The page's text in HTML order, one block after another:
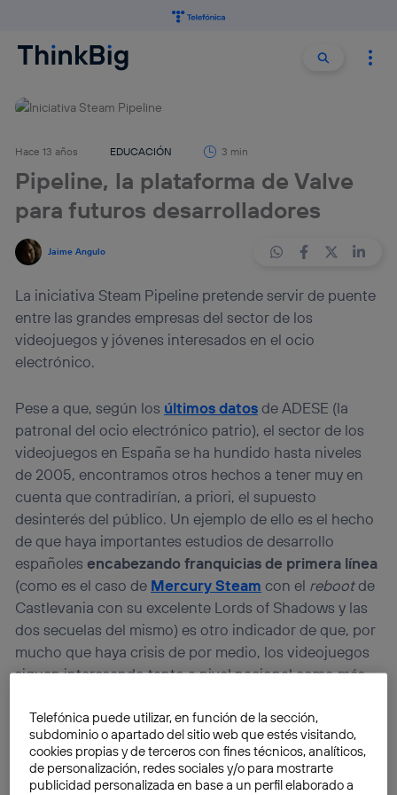
Buscar
Hace 13 años EDUCACIÓN 3 min
Pipeline, la plataforma de Valve
para futuros desarrolladores
Jaime Angulo
La iniciativa Steam Pipeline pretende servir de puente
entre las grandes empresas del sector de los
videojuegos y jóvenes interesados en el ocio
electrónico.
Pese a que, según los últimos datosde ADESE (la
patronal del ocio electrónico patrio), el sector de los
videojuegos en España se ha hundido hasta niveles
de 2005, encontramos otros hechos a tener muy en
cuenta que contradirían, a priori, el supuesto
desinterés del público. Un ejemplo de ello es el hecho
de que haya importantes estudios de desarrollo
españolesencabezando franquicias de primera línea
(como es el caso de Mercury Steam con el rebootde
Castlevania con su excelente Lords of Shadows y las
dos secuelas del mismo) es otro indicador de que, por
mucho que haya crisis de por medio, los videojuegos
siguen interesando tanto a nivel nacional como más
Es, quizá, por eso mismo que la empresa
desarrolladoraValveha lanzado recientemente una
nueva iniciativa llamada Steam Pipeline, que ha de
Telefónica puede utilizar, en función de la sección,
subdominio o apartado del sitio web que estés visitando,
cookies propias y de terceros con fines técnicos, analíticos,
de personalización, redes sociales y/o para mostrarte
publicidad personalizada en base a un perfil elaborado a